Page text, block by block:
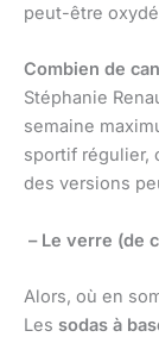
peut-être
Combien de
Stéphanie
semaine
sportif régulier,
des versions
– Le verre (de
Alors, où en
Les sodas à